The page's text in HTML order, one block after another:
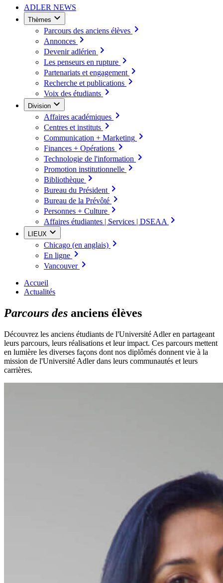
ADLER NEWS
Thèmes
Parcours des anciens élèves
Annonces
Devenir adlérien
Les penseurs en rupture
Partenariats et engagement
Recherche et publications
Voix des étudiants
Division
Affaires académiques
Centres et instituts
Communication + Marketing
Finances + Opérations
Technologie de l'information
Promotion institutionnelle
Bibliothèque
Bureau du Président
Bureau de la Prévôté
Personnes + Culture
Affaires étudiantes | Services | DSEAA
LIEUX
Chicago (en anglais)
En ligne
Vancouver
Accueil
Actualités
Parcours des anciens élèves
Découvrez les anciens étudiants de l'Université Adler en partageant
leurs parcours, leurs réalisations et leur impact. Ces parcours mettent
en lumière les diverses façons dont nos diplômés donnent vie à la
mission de l'Université Adler dans leurs communautés et leurs
carrières.